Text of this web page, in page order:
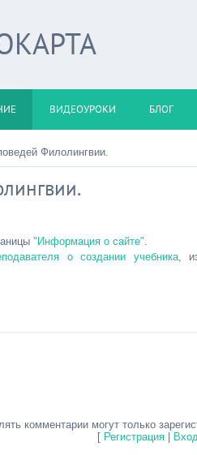
ВИДЕОУРОКИ БЛОГ
Филолингвии.
"Информация о сайте".
о создании учебника,
комментарии могут только
[ Регистрация